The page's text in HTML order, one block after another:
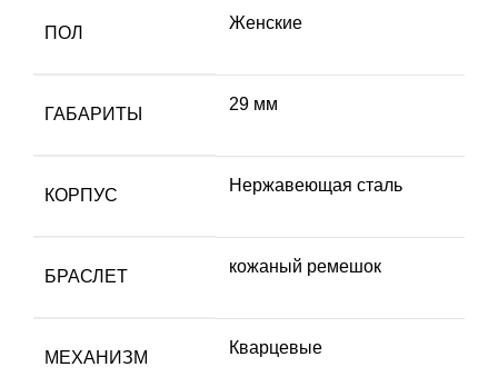
ПОЛ
Женские
ГАБАРИТЫ
29 мм
КОРПУС
Hержавеющая сталь
БРАСЛЕТ
кожаный ремешок
МЕХАНИЗМ
Кварцевые